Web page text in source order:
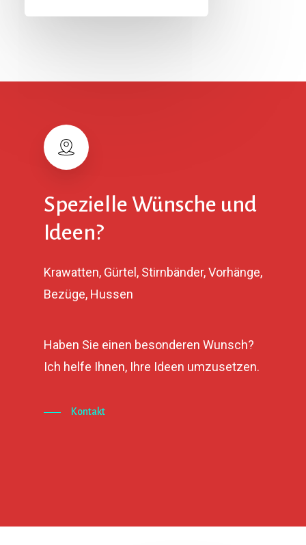
Spezielle Wünsche und
Ideen?
Krawatten, Gürtel, Stirnbänder, Vorhänge,
Bezüge, Hussen
Haben Sie einen besonderen Wunsch?
Ich helfe Ihnen, Ihre Ideen umzusetzen.
Kontakt